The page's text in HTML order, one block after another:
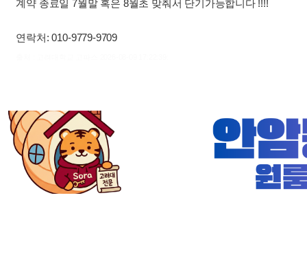
계약 종료일 7월말 혹은 8월초 맞춰서 단기가능합니다 !!!!
연락처: 010-9779-9709